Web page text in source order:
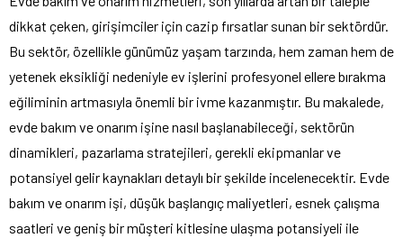
dikkat çeken, girişimciler için cazip fırsatlar sunan bir sektördür.
Bu sektör, özellikle günümüz yaşam tarzında, hem zaman hem de
yetenek eksikliği nedeniyle ev işlerini profesyonel ellere bırakma
eğiliminin artmasıyla önemli bir ivme kazanmıştır. Bu makalede,
evde bakım ve onarım işine nasıl başlanabileceği, sektörün
dinamikleri, pazarlama stratejileri, gerekli ekipmanlar ve
potansiyel gelir kaynakları detaylı bir şekilde incelenecektir. Evde
bakım ve onarım işi, düşük başlangıç maliyetleri, esnek çalışma
saatleri ve geniş bir müşteri kitlesine ulaşma potansiyeli ile